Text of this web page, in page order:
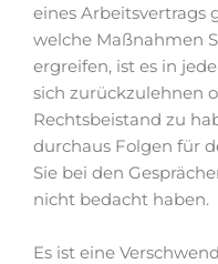
eines Arbeitsvertrags
welche Maßnahmen
ergreifen, ist es in
sich zurückzulehnen
Rechtsbeistand zu
durchaus Folgen für
Sie bei den
nicht bedacht haben.
Es ist eine